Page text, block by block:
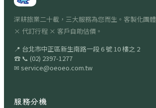
深耕旅業二十載，三大服務為您而生。客製化團體
× 代訂行程 × 客戶自助估價。
📍 台北市中正區新生南路一段 6 號 10 樓之 2
☎ 📞 (02) 2397-1277
✉ service@oeoeo.com.tw
服務分機